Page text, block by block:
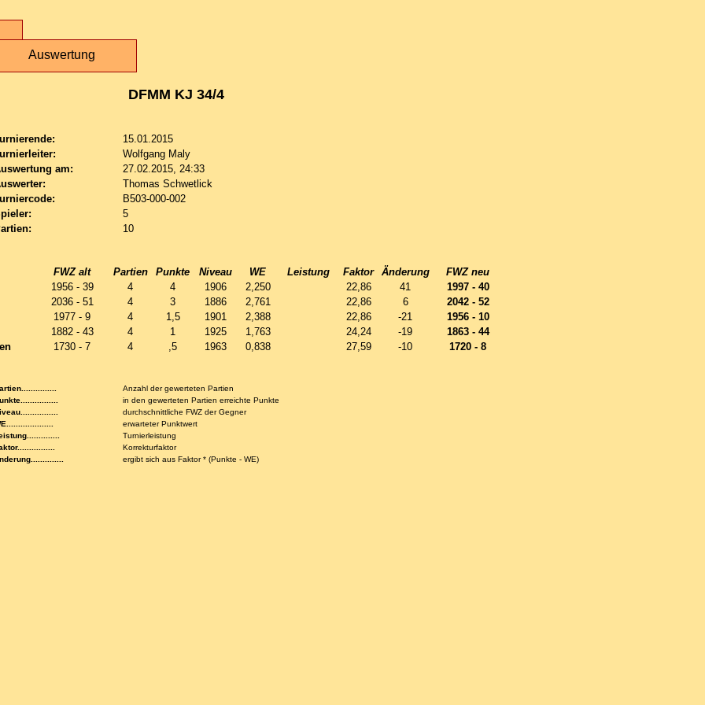
Auswertung
DFMM KJ 34/4
15.01.2015
Wolfgang Maly
am:
27.02.2015, 24:33
Thomas Schwetlick
B503-000-002
5
10
FWZ alt Partien Punkte Niveau WE Leistung Faktor Änderung
FWZ neu
1956 - 39 4 4 1906 2,250 22,86 41
1997 - 40
2036 - 51 4 3 1886 2,761 22,86 6
2042 - 52
1977 - 9 4 1,5 1901 2,388 22,86 -21
1956 - 10
1882 - 43 4 1 1925 1,763 24,24 -19
1863 - 44
1730 - 7 4 ,5 1963 0,838 27,59 -10 1720 - 8
Anzahl der gewerteten Partien
in den gewerteten Partien erreichte Punkte
durchschnittliche FWZ der Gegner
erwarteter Punktwert
Turnierleistung
Korrekturfaktor
ergibt sich aus Faktor * (Punkte - WE)